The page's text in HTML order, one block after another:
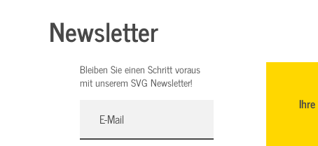
Newsletter
Bleiben Sie einen Schritt voraus
mit unserem SVG Newsletter!